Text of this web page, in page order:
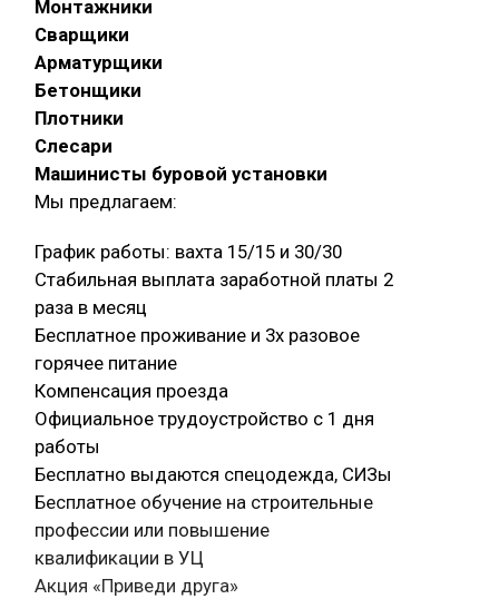
Монтажники
Сварщики
Арматурщики
Бетонщики
Плотники
Слесари
Машинисты буровой установки
Мы предлагаем:
График работы: вахта 15/15 и 30/30
Стабильная выплата заработной платы 2
раза в месяц
Бесплатное проживание и 3х разовое
горячее питание
Компенсация проезда
Официальное трудоустройство с 1 дня
работы
Бесплатно выдаются спецодежда, СИЗы
Бесплатное обучение на строительные
профессии или повышение
квалификации в УЦ
Акция «Приведи друга»